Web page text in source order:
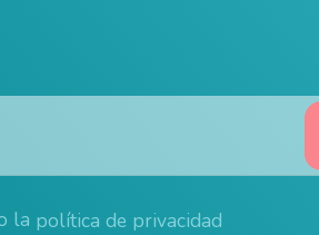
la política de privacidad